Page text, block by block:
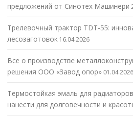
предложений от Синотех Машинери
Трелевочный трактор TDT-55:
лесозаготовок 16.04.2026
Все о производстве
решения ООО «Завод опор» 01.04.2026
Термостойкая эмаль для
нанести для долговечности и